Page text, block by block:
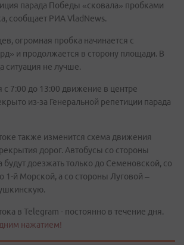
парада Победы «сковала» пробками
сообщает РИА VladNews.
огромная пробка начинается с
и продолжается в сторону площади. В
ситуация не лучше.
7:00 до 13:00 движение в центре
из-за Генеральной репетиции парада
также изменится схема движения
дорог. Автобусы со стороны
будут доезжать только до Семеновской, со
1-й Морской, а со стороны Луговой –
в Telegram - постоянно в течение дня.
нажатием!